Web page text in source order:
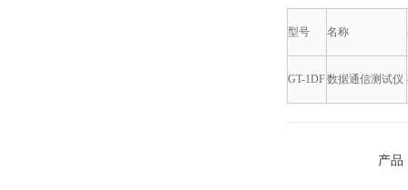
型号 名称
GT-1DF数据通信测试仪
产品